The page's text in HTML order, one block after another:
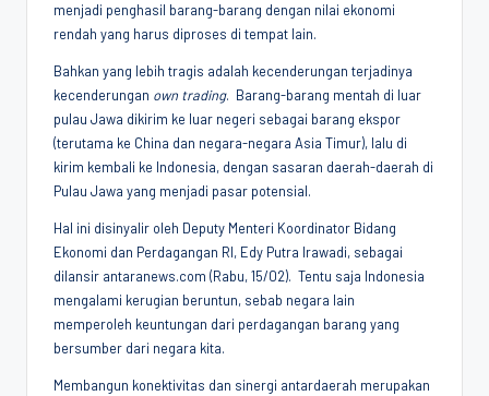
menjadi penghasil barang-barang dengan nilai ekonomi
rendah yang harus diproses di tempat lain.
Bahkan yang lebih tragis adalah kecenderungan terjadinya
kecenderungan own trading. Barang-barang mentah di luar
pulau Jawa dikirim ke luar negeri sebagai barang ekspor
(terutama ke China dan negara-negara Asia Timur), lalu di
kirim kembali ke Indonesia, dengan sasaran daerah-daerah di
Pulau Jawa yang menjadi pasar potensial.
Hal ini disinyalir oleh Deputy Menteri Koordinator Bidang
Ekonomi dan Perdagangan RI, Edy Putra Irawadi, sebagai
dilansir antaranews.com (Rabu, 15/02). Tentu saja Indonesia
mengalami kerugian beruntun, sebab negara lain
memperoleh keuntungan dari perdagangan barang yang
bersumber dari negara kita.
Membangun konektivitas dan sinergi antardaerah merupakan